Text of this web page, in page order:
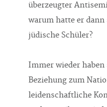
überzeugter
warum hatte er
jüdische Schüler?
Immer wieder haben
Beziehung zum
leidenschaftliche